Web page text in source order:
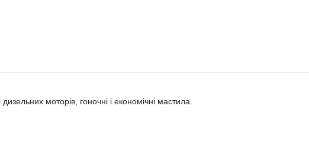
моторів, гоночні і економічні мастила.